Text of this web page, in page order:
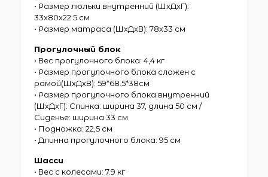
• Размер люльки внутренний (ШхДхГ):
33х80х22.5 см
• Размер матраса (ШхДхВ): 78х33 см
Прогулочный блок
• Вес прогулочного блока: 4,4 кг
• Размер прогулочного блока сложен с
рамой(ШхДхВ): 59*68.5*38см
• Размер прогулочного блока внутренний
(ШхДхГ): Спинка: ширина 37, длина 50 см /
Сиденье: ширина 33 см
• Подножка: 22,5 см
• Длинна прогулочного блока: 95 см
Шасси
• Вес с колесами: 7.9 кг